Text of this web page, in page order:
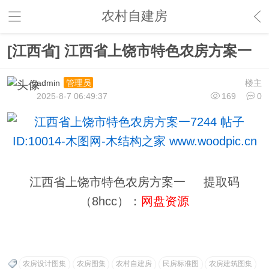
农村自建房
[江西省] 江西省上饶市特色农房方案一
楼主
admin
管理员
169
0
2025-8-7 06:49:37
江西省上饶市特色农房方案一 提取码
（8hcc）： 网盘资源
农房设计图集 农房图集 农村自建房 民房标准图 农房建筑图集